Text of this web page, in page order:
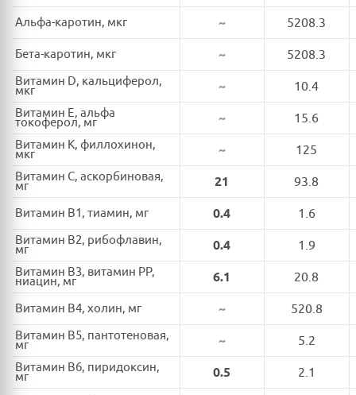
Альфа-каротин, мкг ~ 5208.3
Бета-каротин, мкг ~ 5208.3
Витамин D, кальциферол,
мкг ~ 10.4
Витамин E, альфа
токоферол, мг ~ 15.6
Витамин K, филлохинон,
мкг ~ 125
Витамин C, аскорбиновая,
мг 21 93.8
Витамин B1, тиамин, мг 0.4 1.6
Витамин B2, рибофлавин,
мг 0.4 1.9
Витамин B3, витамин PP,
ниацин, мг 6.1 20.8
Витамин B4, холин, мг ~ 520.8
Витамин B5, пантотеновая,
мг ~ 5.2
Витамин B6, пиридоксин,
мг 0.5 2.1